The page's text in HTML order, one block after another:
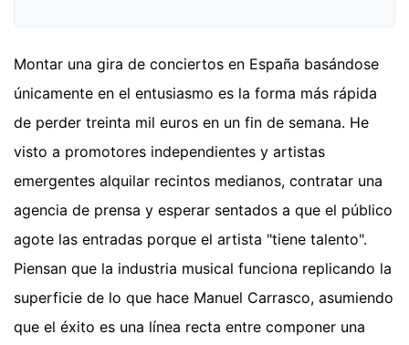
Montar una gira de conciertos en España basándose
únicamente en el entusiasmo es la forma más rápida
de perder treinta mil euros en un fin de semana. He
visto a promotores independientes y artistas
emergentes alquilar recintos medianos, contratar una
agencia de prensa y esperar sentados a que el público
agote las entradas porque el artista "tiene talento".
Piensan que la industria musical funciona replicando la
superficie de lo que hace Manuel Carrasco, asumiendo
que el éxito es una línea recta entre componer una